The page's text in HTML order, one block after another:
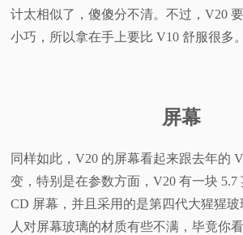
计太相似了，傻傻分不清。不过，V20
小巧，所以拿在手上要比 V10 舒服很多。
屏幕
同样如此，V20 的屏幕看起来跟去年的
变，特别是在参数方面，V20 有一块 5.7
CD 屏幕，并且采用的是第四代大猩猩
人对屏幕玻璃的材质有些不满，毕竟你